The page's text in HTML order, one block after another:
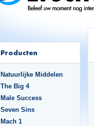
Producten
Natuurlijke Middelen
The Big 4
Male Success
Seven Sins
Mach 1